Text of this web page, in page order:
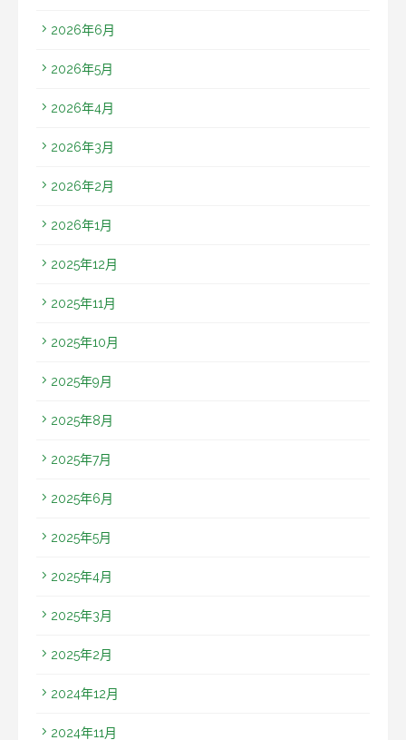
2026年6月
2026年5月
2026年4月
2026年3月
2026年2月
2026年1月
2025年12月
2025年11月
2025年10月
2025年9月
2025年8月
2025年7月
2025年6月
2025年5月
2025年4月
2025年3月
2025年2月
2024年12月
2024年11月